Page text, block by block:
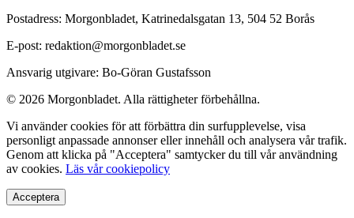
Postadress: Morgonbladet, Katrinedalsgatan 13, 504 52 Borås
E-post: redaktion@morgonbladet.se
Ansvarig utgivare: Bo-Göran Gustafsson
© 2026 Morgonbladet. Alla rättigheter förbehållna.
Vi använder cookies för att förbättra din surfupplevelse, visa
personligt anpassade annonser eller innehåll och analysera vår trafik.
Genom att klicka på "Acceptera" samtycker du till vår användning
av cookies. Läs vår cookiepolicy
Acceptera